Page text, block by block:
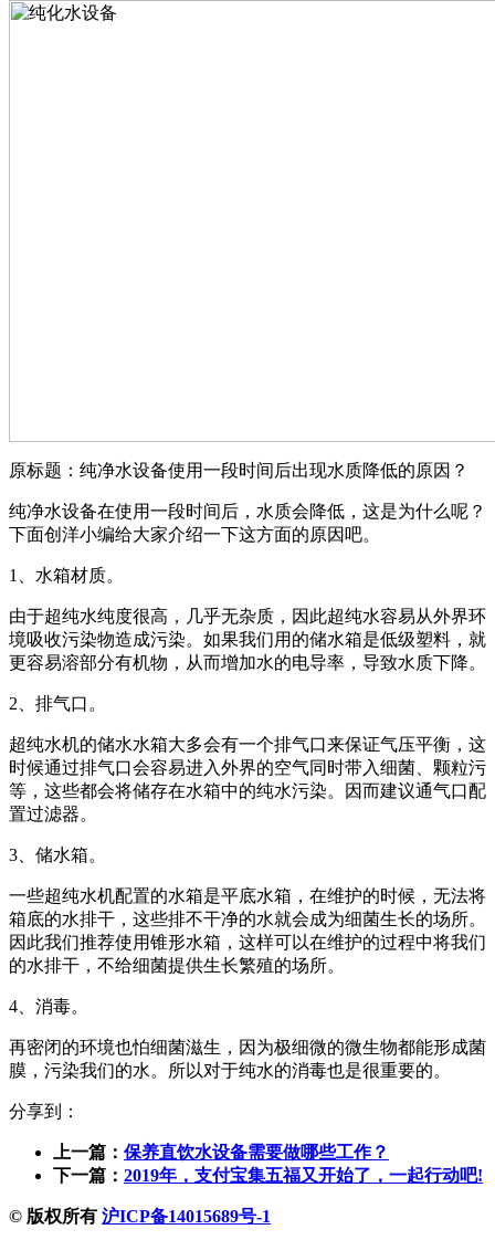
原标题：纯净水设备使用一段时间后出现水质降低的原因？
纯净水设备在使用一段时间后，水质会降低，这是为什么呢？
下面创洋小编给大家介绍一下这方面的原因吧。
1、水箱材质。
由于超纯水纯度很高，几乎无杂质，因此超纯水容易从外界环
境吸收污染物造成污染。如果我们用的储水箱是低级塑料，就
更容易溶部分有机物，从而增加水的电导率，导致水质下降。
2、排气口。
超纯水机的储水水箱大多会有一个排气口来保证气压平衡，这
时候通过排气口会容易进入外界的空气同时带入细菌、颗粒污
等，这些都会将储存在水箱中的纯水污染。因而建议通气口配
置过滤器。
3、储水箱。
一些超纯水机配置的水箱是平底水箱，在维护的时候，无法将
箱底的水排干，这些排不干净的水就会成为细菌生长的场所。
因此我们推荐使用锥形水箱，这样可以在维护的过程中将我们
的水排干，不给细菌提供生长繁殖的场所。
4、消毒。
再密闭的环境也怕细菌滋生，因为极细微的微生物都能形成菌
膜，污染我们的水。所以对于纯水的消毒也是很重要的。
分享到：
上一篇： 保养直饮水设备需要做哪些工作？
下一篇： 2019年，支付宝集五福又开始了，一起行动吧!
© 版权所有 沪ICP备14015689号-1